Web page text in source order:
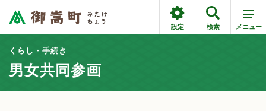
設定 検索 メニュー
くらし・手続き
男女共同参画